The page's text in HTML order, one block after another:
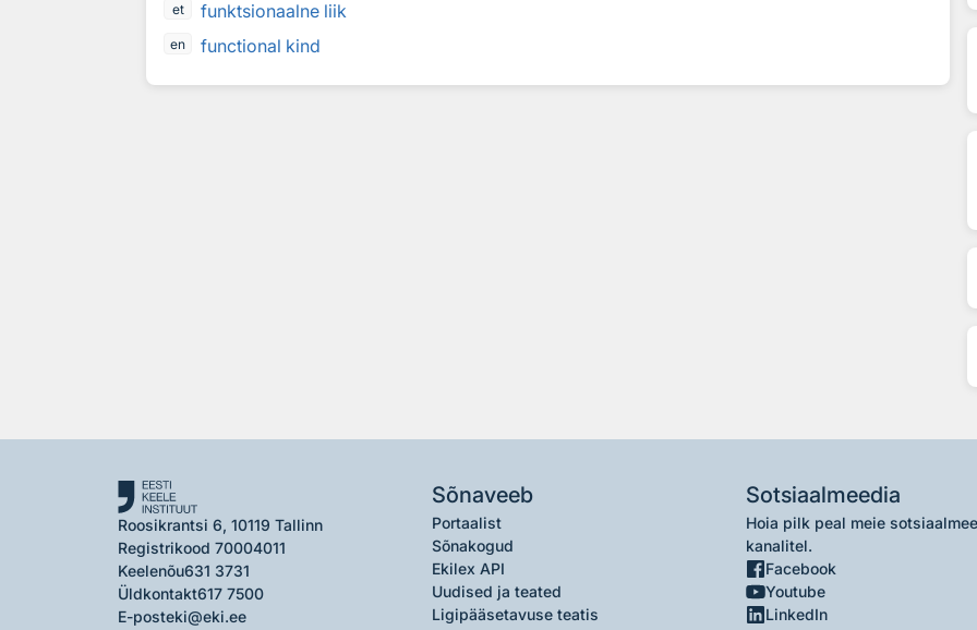
et funktsionaalne liik
en functional kind
Roosikrantsi 6, 10119 Tallinn
Registrikood 70004011
Keelenõu631 3731
Üldkontakt617 7500
E-posteki@eki.ee
Sõnaveeb
Portaalist
Sõnakogud
Ekilex API
Uudised ja teated
Ligipääsetavuse teatis
Sotsiaalmeedia
Hoia pilk peal meie
kanalitel.
Facebook
Youtube
LinkedIn